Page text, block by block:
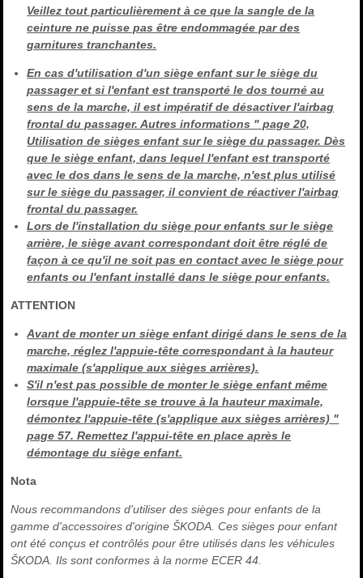
Veillez tout particulièrement à ce que la sangle de la
ceinture ne puisse pas être endommagée par des
garnitures tranchantes.
En cas d'utilisation d'un siège enfant sur le siège du
passager et si l'enfant est transporté le dos tourné au
sens de la marche, il est impératif de désactiver l'airbag
frontal du passager. Autres informations " page 20,
Utilisation de sièges enfant sur le siège du passager. Dès
que le siège enfant, dans lequel l'enfant est transporté
avec le dos dans le sens de la marche, n'est plus utilisé
sur le siège du passager, il convient de réactiver l'airbag
frontal du passager.
Lors de l'installation du siège pour enfants sur le siège
arrière, le siège avant correspondant doit être réglé de
façon à ce qu'il ne soit pas en contact avec le siège pour
enfants ou l'enfant installé dans le siège pour enfants.
ATTENTION
Avant de monter un siège enfant dirigé dans le sens de la
marche, réglez l'appuie-tête correspondant à la hauteur
maximale (s'applique aux sièges arrières).
S'il n'est pas possible de monter le siège enfant même
lorsque l'appuie-tête se trouve à la hauteur maximale,
démontez l'appuie-tête (s'applique aux sièges arrières) "
page 57. Remettez l'appui-tête en place après le
démontage du siège enfant.
Nota
Nous recommandons d'utiliser des sièges pour enfants de la
gamme d'accessoires d'origine ŠKODA. Ces sièges pour enfant
ont été conçus et contrôlés pour être utilisés dans les véhicules
ŠKODA. Ils sont conformes à la norme ECER 44.